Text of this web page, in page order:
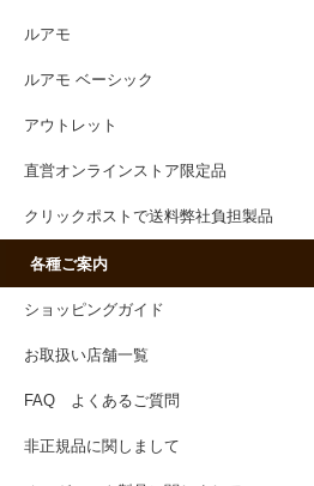
ルアモ
ルアモ ベーシック
アウトレット
直営オンラインストア限定品
クリックポストで送料弊社負担製品
各種ご案内
ショッピングガイド
お取扱い店舗一覧
FAQ よくあるご質問
非正規品に関しまして